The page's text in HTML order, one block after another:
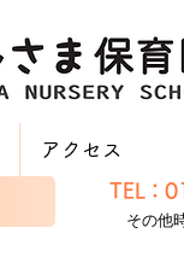
アクセス
TEL：
その他